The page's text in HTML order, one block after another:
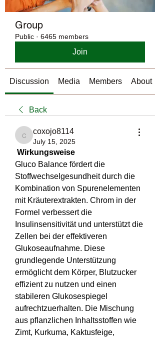
Group
Public · 6465 members
Join
Discussion Media Members About
Back
coxojo8114
coxojo8114
July 15, 2025
Wirkungsweise
Gluco Balance fördert die
Stoffwechselgesundheit durch die
Kombination von Spurenelementen
mit Kräuterextrakten. Chrom in der
Formel verbessert die
Insulinsensitivität und unterstützt die
Zellen bei der effektiveren
Glukoseaufnahme. Diese
grundlegende Unterstützung
ermöglicht dem Körper, Blutzucker
effizient zu nutzen und einen
stabileren Glukosespiegel
aufrechtzuerhalten. Die Mischung
aus pflanzlichen Inhaltsstoffen wie
Zimt, Kurkuma, Kaktusfeige,